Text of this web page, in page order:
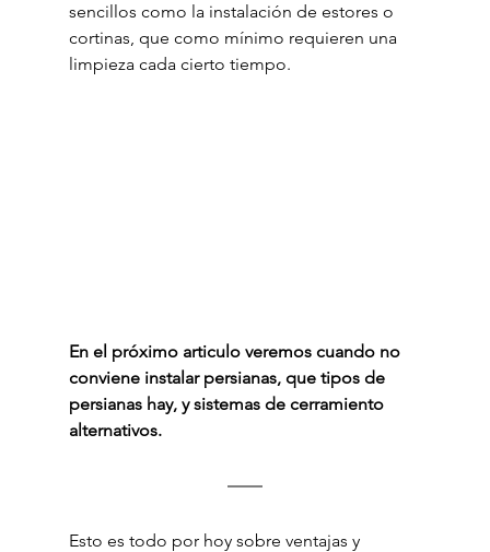
sencillos como la instalación de estores o
cortinas, que como mínimo requieren una
limpieza cada cierto tiempo.
En el próximo articulo veremos cuando no
conviene instalar persianas, que tipos de
persianas hay, y sistemas de cerramiento
alternativos.
Esto es todo por hoy sobre ventajas y